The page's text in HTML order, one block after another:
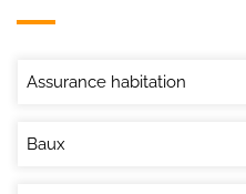
Assurance habitation
Baux